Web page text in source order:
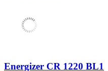
Energizer CR 1220 BL1